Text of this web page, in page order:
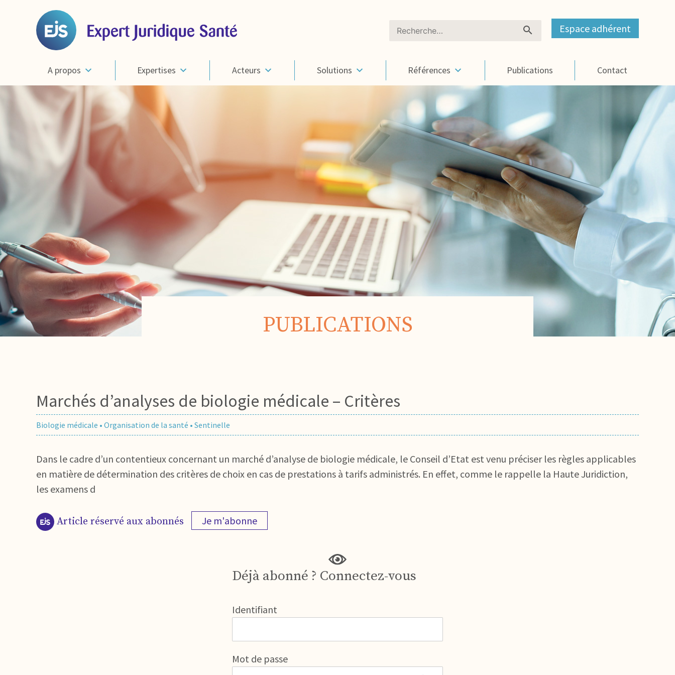
Rechercher : Espace adhérent
A propos Expertises Acteurs Solutions Références Publications Contact
PUBLICATIONS
Marchés d’analyses de biologie médicale – Critères
Biologie médicale • Organisation de la santé • Sentinelle
Dans le cadre d’un contentieux concernant un marché d’analyse de biologie médicale, le Conseil d’Etat est venu préciser les règles applicables
en matière de détermination des critères de choix en cas de prestations à tarifs administrés. En effet, comme le rappelle la Haute Juridiction,
les examens d
Article réservé aux abonnés Je m'abonne
Déjà abonné ? Connectez-vous
Identifiant
Mot de passe